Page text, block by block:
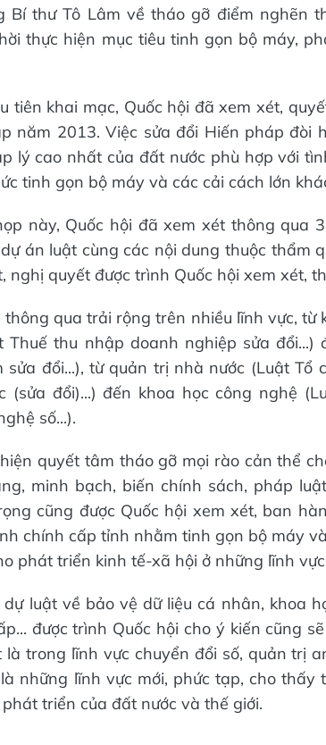
Bí thư Tô Lâm về tháo gỡ điểm nghẽn
thực hiện mục tiêu tinh gọn bộ máy,
tiên khai mạc, Quốc hội đã xem xét,
năm 2013. Việc sửa đổi Hiến pháp đòi
lý cao nhất của đất nước phù hợp với
tinh gọn bộ máy và các cải cách lớn
này, Quốc hội đã xem xét thông qua
án luật cùng các nội dung thuộc thẩm
nghị quyết được trình Quốc hội xem xét,
thông qua trải rộng trên nhiều lĩnh vực,
Thuế thu nhập doanh nghiệp sửa đổi...)
sửa đổi...), từ quản trị nhà nước (Luật Tổ
(sửa đổi)...) đến khoa học công nghệ
số...).
quyết tâm tháo gỡ mọi rào cản thể
minh bạch, biến chính sách, pháp
cũng được Quốc hội xem xét, ban
chính cấp tỉnh nhằm tinh gọn bộ máy
phát triển kinh tế-xã hội ở những lĩnh
dự luật về bảo vệ dữ liệu cá nhân, khoa
được trình Quốc hội cho ý kiến cũng
là trong lĩnh vực chuyển đổi số, quản trị
những lĩnh vực mới, phức tạp, cho thấy
triển của đất nước và thế giới.